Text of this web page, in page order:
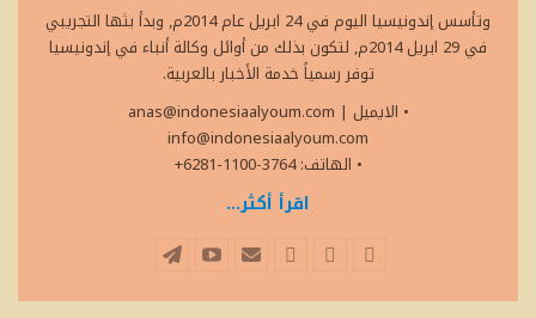
وتأسس إندونيسيا اليوم في 24 ابريل عام 2014م, وبدأ بثها التجريبي
في 29 ابريل 2014م, لتكون بذلك من أوائل وكالة أنباء في إندونيسيا
توفر رسمياً خدمة الأخبار بالعربية.
• الايميل
anas@indonesiaalyoum.com |
info@indonesiaalyoum.com
• الهاتف: 3764-1100-6281+
اقرأ أكثر...